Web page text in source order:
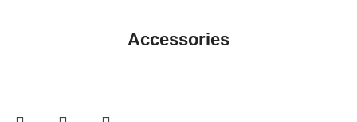
Accessories